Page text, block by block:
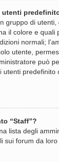
utenti
gruppo di utenti,
il colore e quali
normali;
utente,
può
utenti predefinito
“Staff”?
lista degli
sui forum da loro